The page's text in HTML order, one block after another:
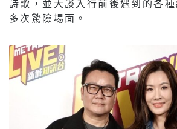
詩歌，並大談入行前後遇到的各
多次驚險場面。